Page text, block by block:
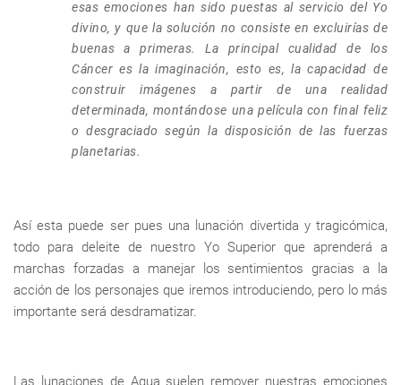
esas emociones han sido puestas al servicio del Yo
divino, y que la solución no consiste en excluirías de
buenas a primeras. La principal cualidad de los
Cáncer es la imaginación, esto es, la capacidad de
construir imágenes a partir de una realidad
determinada, montándose una película con final feliz
o desgraciado según la disposición de las fuerzas
planetarias.
Así esta puede ser pues una lunación divertida y tragicómica,
todo para deleite de nuestro Yo Superior que aprenderá a
marchas forzadas a manejar los sentimientos gracias a la
acción de los personajes que iremos introduciendo, pero lo más
importante será desdramatizar.
Las lunaciones de Agua suelen remover nuestras emociones